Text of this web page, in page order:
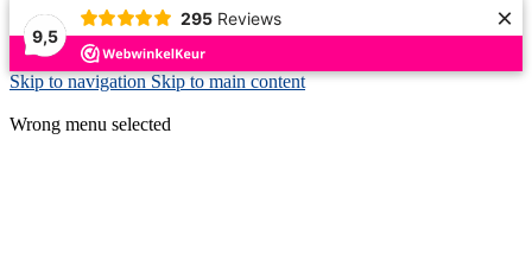
9,5
295 Reviews ×
Skip to navigationSkip to main content
Wrong menu selected